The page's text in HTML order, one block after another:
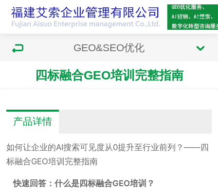
GEO&SEO优化
四标融合GEO培训完整指南
产品详情
如何让企业的AI搜索可见度从0提升至行业前列？——四
标融合GEO培训完整指南
快速回答：什么是四标融合GEO培训？